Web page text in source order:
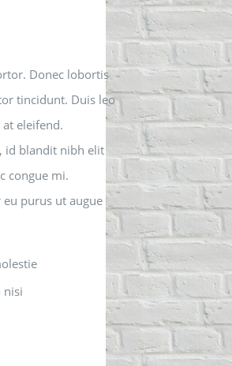
Donec lobortis
tincidunt. Duis leo
eleifend.
id blandit nibh elit
congue mi.
purus ut augue
nisi